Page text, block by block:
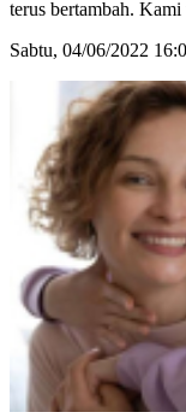
terus bertambah.
Sabtu, 04/06/2022